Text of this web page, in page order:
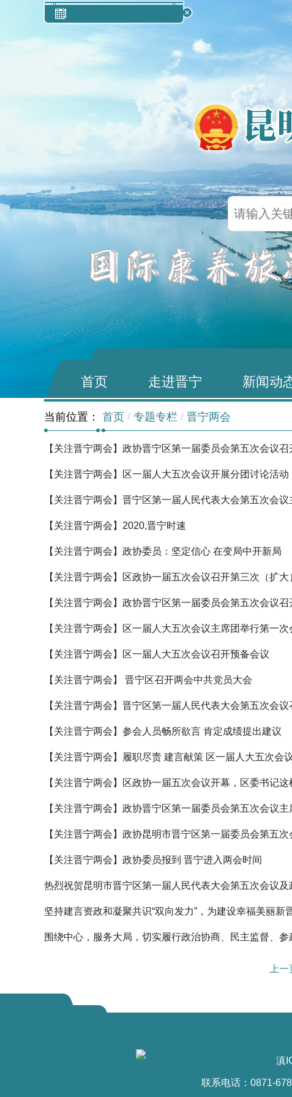
首页 走进晋宁 新闻动
当前位置： 首页 / 专题专栏 / 晋宁两会
【关注晋宁两会】政协晋宁区第一届委员会第五次会议
【关注晋宁两会】区一届人大五次会议开展分团讨论活动
【关注晋宁两会】晋宁区第一届人民代表大会第五次会
【关注晋宁两会】2020,晋宁时速
【关注晋宁两会】政协委员：坚定信心 在变局中开新局
【关注晋宁两会】区政协一届五次会议召开第三次（扩大
【关注晋宁两会】政协晋宁区第一届委员会第五次会议
【关注晋宁两会】区一届人大五次会议主席团举行第一次
【关注晋宁两会】区一届人大五次会议召开预备会议
【关注晋宁两会】 晋宁区召开两会中共党员大会
【关注晋宁两会】晋宁区第一届人民代表大会第五次会
【关注晋宁两会】参会人员畅所欲言 肯定成绩提出建议
【关注晋宁两会】履职尽责 建言献策 区一届人大五次会
【关注晋宁两会】区政协一届五次会议开幕，区委书记这
【关注晋宁两会】政协晋宁区第一届委员会第五次会议
【关注晋宁两会】政协昆明市晋宁区第一届委员会第五
【关注晋宁两会】政协委员报到 晋宁进入两会时间
热烈祝贺昆明市晋宁区第一届人民代表大会第五次会议
坚持建言资政和凝聚共识“双向发力”，为建设幸福美丽新
围绕中心，服务大局，切实履行政治协商、民主监督、参
上
滇
联系电话：0871-